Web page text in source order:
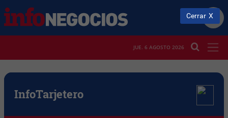
JUE. 6 AGOSTO 2026
InfoTarjetero
Cerrar